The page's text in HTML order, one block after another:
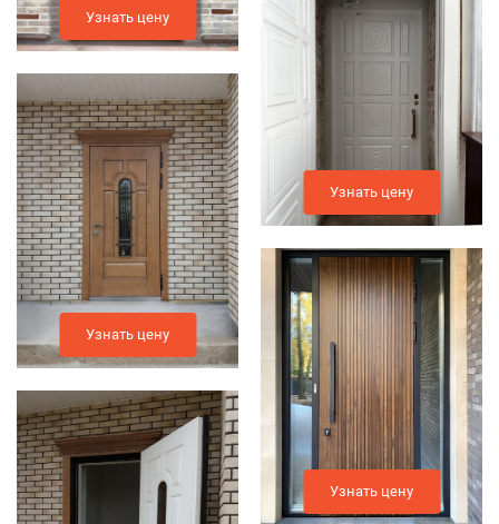
Узнать цену
Узнать цену
Узнать цену
Узнать цену